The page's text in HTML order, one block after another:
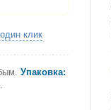
клик
. Упаковка: